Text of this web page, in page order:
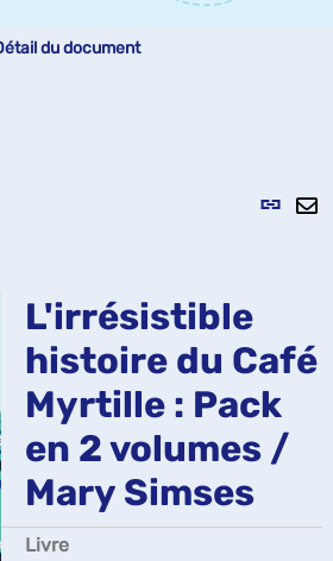
du document
Lien
L'irrésistible
histoire du Café
Myrtille : Pack
en 2 volumes /
Mary Simses
Livre